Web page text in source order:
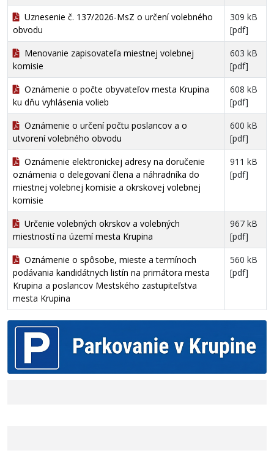
Uznesenie č. 137/2026-MsZ o určení volebného
obvodu
309 kB
[pdf]
Menovanie zapisovateľa miestnej volebnej
komisie
603 kB
[pdf]
Oznámenie o počte obyvateľov mesta Krupina
ku dňu vyhlásenia volieb
608 kB
[pdf]
Oznámenie o určení počtu poslancov a o
utvorení volebného obvodu
600 kB
[pdf]
Oznámenie elektronickej adresy na doručenie
oznámenia o delegovaní člena a náhradníka do
miestnej volebnej komisie a okrskovej volebnej
komisie
911 kB
[pdf]
Určenie volebných okrskov a volebných
miestností na území mesta Krupina
967 kB
[pdf]
Oznámenie o spôsobe, mieste a termínoch
podávania kandidátnych listín na primátora mesta
Krupina a poslancov Mestského zastupiteľstva
mesta Krupina
560 kB
[pdf]